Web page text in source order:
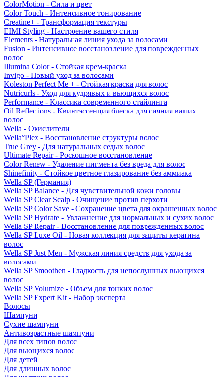
ColorMotion - Сила и цвет
Color Touch - Интенсивное тонирование
Creatine+ - Трансформация текстуры
EIMI Styling - Настроение вашего стиля
Elements - Натуральная линия ухода за волосами
Fusion - Интенсивное восстановление для поврежденных
волос
Illumina Color - Стойкая крем-краска
Invigo - Новый уход за волосами
Koleston Perfect Me + - Стойкая краска для волос
Nutricurls - Уход для кудрявых и вьющихся волос
Performance - Классика современного стайлинга
Oil Reflections - Квинтэссенция блеска для сияния ваших
волос
Wella - Окислители
Wella°Plex - Восстановление структуры волос
True Grey - Для натуральных седых волос
Ultimate Repair - Роскошное восстановление
Color Renew - Удаление пигмента без вреда для волос
Shinefinity - Стойкое цветное глазирование без аммиака
Wella SP (Германия)
Wella SP Balance - Для чувствительной кожи головы
Wella SP Clear Scalp - Очищение против перхоти
Wella SP Color Save - Сохранение цвета для окрашенных волос
Wella SP Hydrate - Увлажнение для нормальных и сухих волос
Wella SP Repair - Восстановление для поврежденных волос
Wella SP Luxe Oil - Новая коллекция для защиты кератина
волос
Wella SP Just Men - Мужская линия средств для ухода за
волосами
Wella SP Smoothen - Гладкость для непослушных вьющихся
волос
Wella SP Volumize - Объем для тонких волос
Wella SP Expert Kit - Набор эксперта
Волосы
Шампуни
Сухие шампуни
Антивозрастные шампуни
Для всех типов волос
Для вьющихся волос
Для детей
Для длинных волос